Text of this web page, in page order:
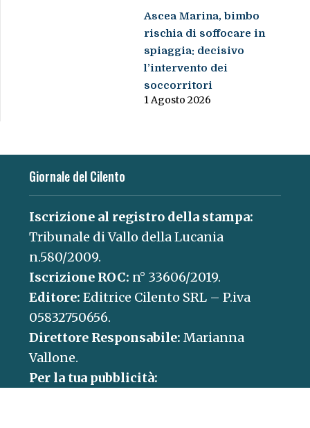
Ascea Marina, bimbo
rischia di soffocare in
spiaggia: decisivo
l’intervento dei
soccorritori
1 Agosto 2026
Giornale del Cilento
Iscrizione al registro della stampa:
Tribunale di Vallo della Lucania
n.580/2009.
Iscrizione ROC: n° 33606/2019.
Editore: Editrice Cilento SRL – P.iva
05832750656.
Direttore Responsabile: Marianna
Vallone.
Per la tua pubblicità: